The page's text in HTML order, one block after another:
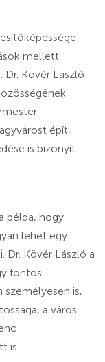
mellett
Dr. Kövér László
épít,
is bizonyít.
példa, hogy
lehet egy
Dr. Kövér László a
fontos
személyesen is,
a város
is.